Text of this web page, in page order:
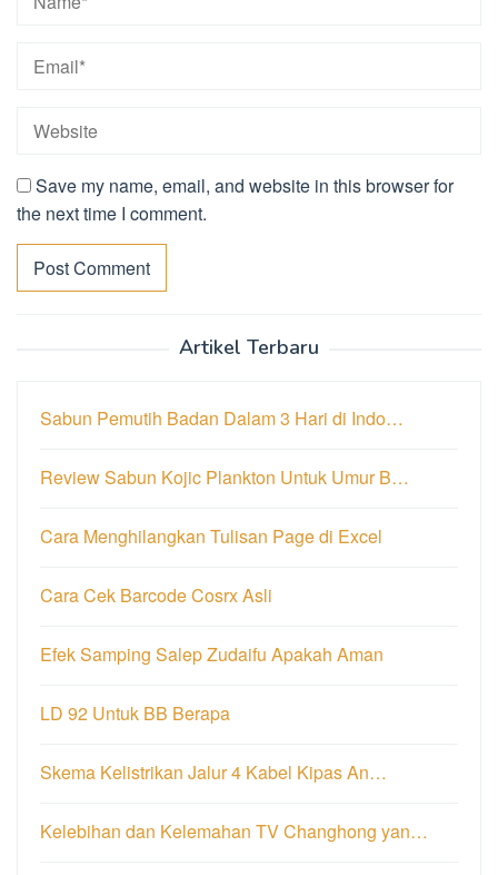
Save my name, email, and website in this browser for
the next time I comment.
Artikel Terbaru
Sabun Pemutih Badan Dalam 3 Hari di Indo…
Review Sabun Kojic Plankton Untuk Umur B…
Cara Menghilangkan Tulisan Page di Excel
Cara Cek Barcode Cosrx Asli
Efek Samping Salep Zudaifu Apakah Aman
LD 92 Untuk BB Berapa
Skema Kelistrikan Jalur 4 Kabel Kipas An…
Kelebihan dan Kelemahan TV Changhong yan…